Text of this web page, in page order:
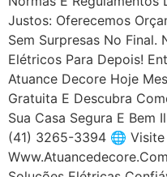
Justos: Oferecemos
Sem Surpresas No Final.
Elétricos Para Depois!
Atuance Decore Hoje
Gratuita E Descubra
Sua Casa Segura E Bem
(41) 3265-3394 🌐 Visite